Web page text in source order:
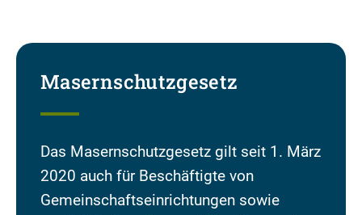
Masernschutzgesetz
Das Masernschutzgesetz gilt seit 1. März
2020 auch für Beschäftigte von
Gemeinschaftseinrichtungen sowie